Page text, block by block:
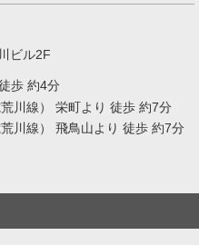
ビル2F
歩 約4分
川線） 栄町より 徒歩 約7分
川線） 飛鳥山より 徒歩 約7分